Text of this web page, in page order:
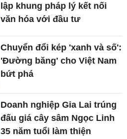
lập khung pháp lý kết nối
văn hóa với đầu tư
Chuyển đổi kép 'xanh và số':
'Đường băng' cho Việt Nam
bứt phá
Doanh nghiệp Gia Lai trúng
đấu giá cây sâm Ngọc Linh
35 năm tuổi làm thiện